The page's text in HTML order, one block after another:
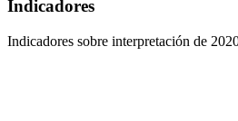
Indicadores
Indicadores sobre interpretación de